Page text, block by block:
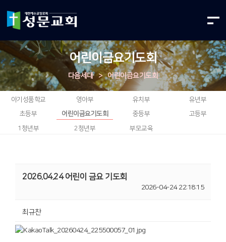
어린이금요기도회
다음세대 > 어린이금요기도회
아기성품학교 영아부 유치부
유년부
초등부
어린이금요기도회 중등부 고등부
1청년부 2청년부 부모교육
2026.04.24 어린이 금요 기도회
2026-04-24 22:18:15
최규찬